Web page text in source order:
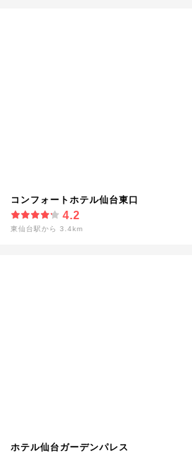
コンフォートホテル仙台東口
4.2
東仙台駅から 3.4km
ホテル仙台ガーデンパレス